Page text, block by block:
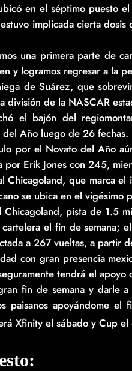
en el séptimo puesto
implicada cierta
una primera parte de
y logramos regresar a la
de Suárez, que
división de la NASCAR
el bajón del
Año luego de 26 fechas.
por el Novato del Año
por Erik Jones con 245,
Chicagoland, que marca
se ubica en el vigésimo
pista de 1.5
el fin de semana;
a 267 vueltas, a partir
con gran presencia
tendrá el apoyo
fin de semana y darle
paisanos apoyándome
Xfinity el sábado y Cup el